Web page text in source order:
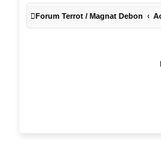
Forum Terrot / Magnat Debon